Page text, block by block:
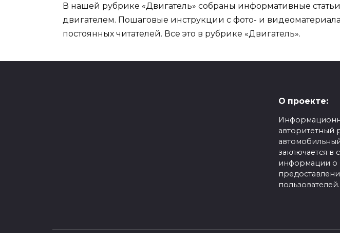
В нашей рубрике «Двигатель» собраны информативные
двигателем. Пошаговые инструкции с фото- и
постоянных читателей. Все это в рубрике «Двигатель».
О проекте:
авторитетный
заключается в
информации о
пользователей.